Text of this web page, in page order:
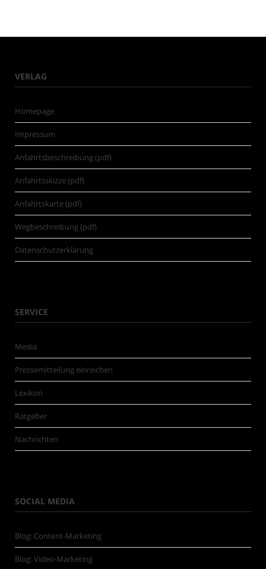
VERLAG
Homepage
Impressum
Anfahrtsbeschreibung (pdf)
Anfahrtsskizze (pdf)
Anfahrtskarte (pdf)
Wegbeschreibung (pdf)
Datenschutzerklärung
SERVICE
Media
Pressemitteilung einreichen
Lexikon
Ratgeber
Nachrichten
SOCIAL MEDIA
Blog: Content-Marketing
Blog: Video-Marketing